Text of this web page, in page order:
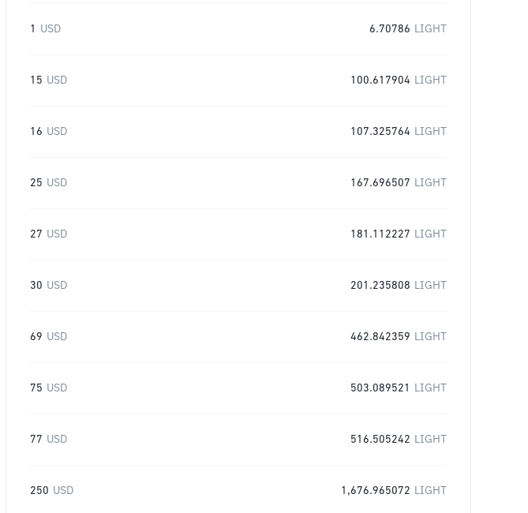
1 USD 6.70786 LIGHT
15 USD 100.617904 LIGHT
16 USD 107.325764 LIGHT
25 USD 167.696507 LIGHT
27 USD 181.112227 LIGHT
30 USD 201.235808 LIGHT
69 USD 462.842359 LIGHT
75 USD 503.089521 LIGHT
77 USD 516.505242 LIGHT
250 USD 1,676.965072 LIGHT